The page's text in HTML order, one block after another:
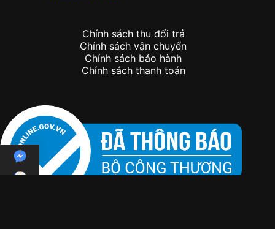
Chính sách thu đổi trả
Chính sách vận chuyển
Chính sách bảo hành
Chính sách thanh toán